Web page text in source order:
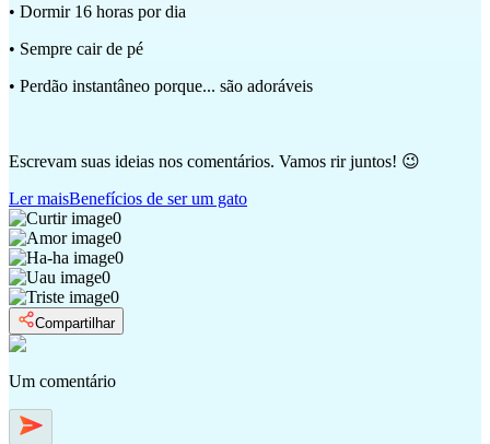
• Dormir 16 horas por dia
• Sempre cair de pé
• Perdão instantâneo porque... são adoráveis
Escrevam suas ideias nos comentários. Vamos rir juntos! 😉
Ler maisBenefícios de ser um gato
0
0
0
0
0
Compartilhar
Um comentário